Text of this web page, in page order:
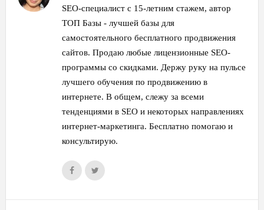
SEO-специалист с 15-летним стажем, автор
ТОП Базы - лучшей базы для
самостоятельного бесплатного продвижения
сайтов. Продаю любые лицензионные SEO-
программы со скидками. Держу руку на пульсе
лучшего обучения по продвижению в
интернете. В общем, слежу за всеми
тенденциями в SEO и некоторых направлениях
интернет-маркетинга. Бесплатно помогаю и
консультирую.